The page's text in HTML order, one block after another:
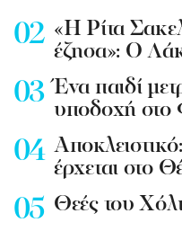
«Η Ρίτα
έζησα»: Ο
Ένα παιδί
υποδοχή στο
έρχεται στο
Θεές του